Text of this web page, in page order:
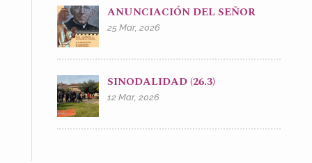
ANUNCIACIÓN DEL SEÑOR
25 Mar, 2026
SINODALIDAD (26.3)
12 Mar, 2026